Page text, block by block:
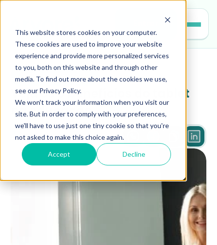
This website stores cookies on your computer.
These cookies are used to improve your website
experience and provide more personalized services
to you, both on this website and through other
media. To find out more about the cookies we use,
see our Privacy Policy.
We won't track your information when you visit our
site. But in order to comply with your preferences,
we'll have to use just one tiny cookie so that you're
not asked to make this choice again.
Accept Decline
gestao-escolar
Veja os 6 benefícios do tablet
na educação
3 min